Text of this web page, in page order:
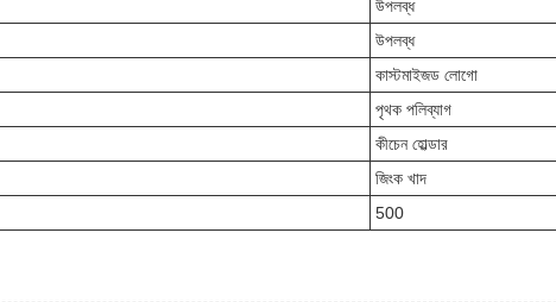
উপলব্ধ
উপলব্ধ
কাস্টমাইজড লোগো
পৃথক পলিব্যাগ
কীচেন হোল্ডার
জিংক খাদ
500